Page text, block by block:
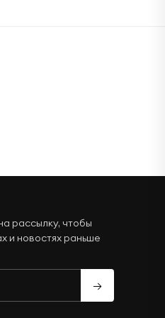
рассылку, чтобы
и новостях раньше
→